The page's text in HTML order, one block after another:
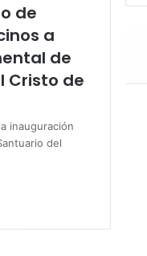
de
a
de
Cristo de
inauguración
del